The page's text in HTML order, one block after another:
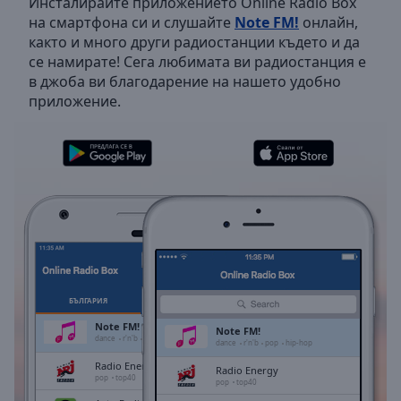
Backward
Skip
Forward
Mute
Current
Time0:00
Duration-:-
Stream
Type
LIVE
Seek to
currently
Remaining
на смартфона си и слушайте Note FM! онлайн,
както и много други радиостанции където и да
се намирате! Сега любимата ви радиостанция е
в джоба ви благодарение на нашето удобно
приложение.
БЪЛГАРИЯ
Note FM!
dance r'n'b hip-hop
Radio Energy
pop top40
Note FM!
dance r'n'b pop hip-hop
Radio Energy
pop top40